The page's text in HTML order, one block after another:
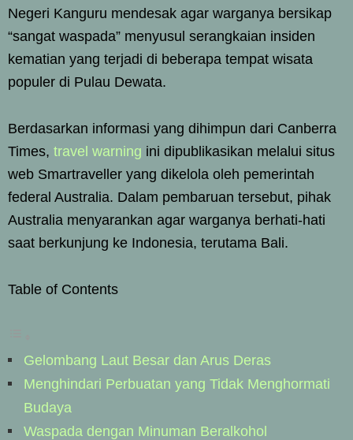
Negeri Kanguru mendesak agar warganya bersikap
“sangat waspada” menyusul serangkaian insiden
kematian yang terjadi di beberapa tempat wisata
populer di Pulau Dewata.
Berdasarkan informasi yang dihimpun dari Canberra
Times, travel warning ini dipublikasikan melalui situs
web Smartraveller yang dikelola oleh pemerintah
federal Australia. Dalam pembaruan tersebut, pihak
Australia menyarankan agar warganya berhati-hati
saat berkunjung ke Indonesia, terutama Bali.
Table of Contents
Gelombang Laut Besar dan Arus Deras
Menghindari Perbuatan yang Tidak Menghormati
Budaya
Waspada dengan Minuman Beralkohol